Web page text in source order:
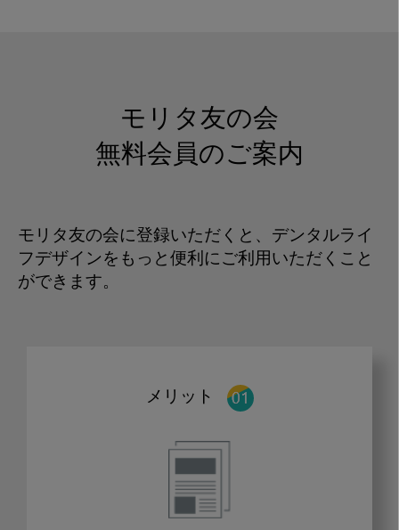
モリタ友の会
無料会員のご案内
モリタ友の会に登録いただくと、デンタルライ
フデザインをもっと便利にご利用いただくこと
ができます。
メリット